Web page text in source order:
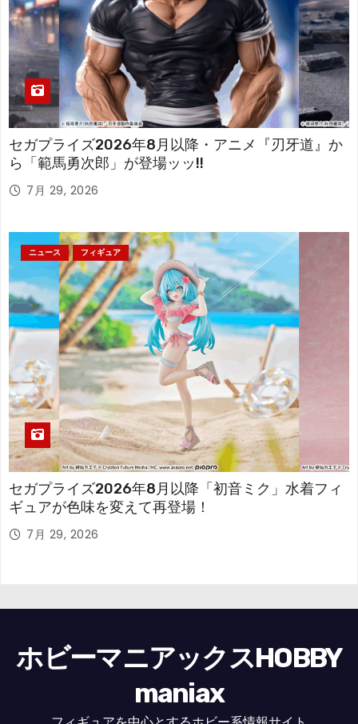
セガプライズ2026年8月以降・アニメ『刃牙道』か
ら「範馬勇次郎」が登場ッッ!!
7月 29, 2026
ニュース フィギュア
セガプライズ2026年8月以降「初音ミク」水着フィ
ギュアが色味を変えて再登場！
7月 29, 2026
ホビーマニアックスHOBBY
maniax